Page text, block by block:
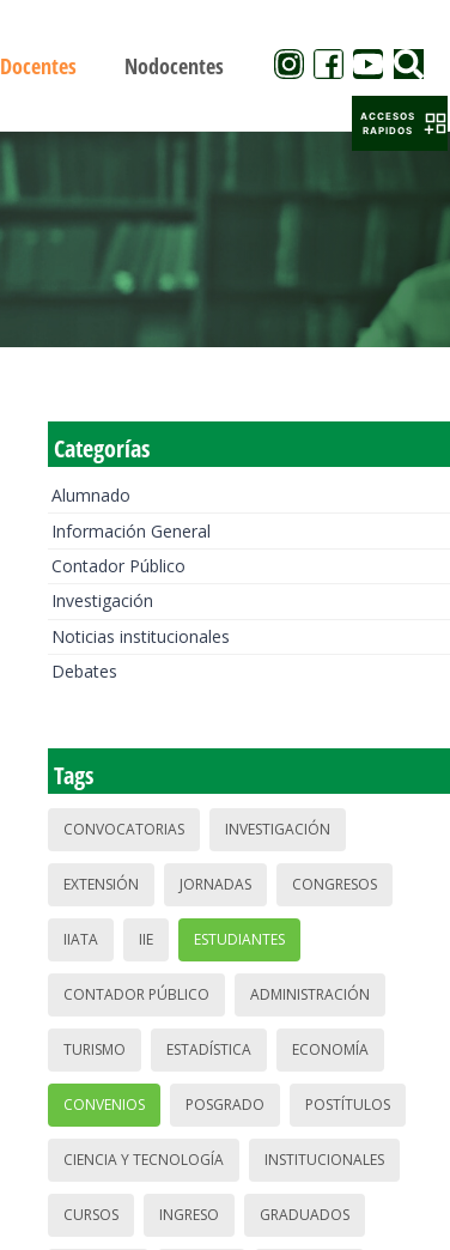
Docentes Nodocentes
Categorías
Alumnado
Información General
Contador Público
Investigación
Noticias institucionales
Debates
Tags
CONVOCATORIAS INVESTIGACIÓN
EXTENSIÓN JORNADAS CONGRESOS
IIATA IIE ESTUDIANTES
CONTADOR PÚBLICO ADMINISTRACIÓN
TURISMO ESTADÍSTICA ECONOMÍA
CONVENIOS POSGRADO POSTÍTULOS
CIENCIA Y TECNOLOGÍA INSTITUCIONALES
CURSOS INGRESO GRADUADOS
ACCESOS
RAPIDOS